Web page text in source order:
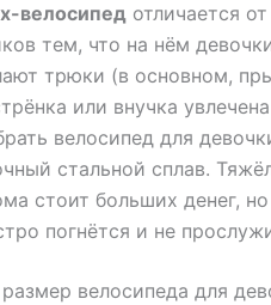
велосипед отличается
тем, что на нём
трюки (в основном,
или внучка
велосипед для
стальной сплав.
стоит больших денег,
погнётся и не
велосипеда для